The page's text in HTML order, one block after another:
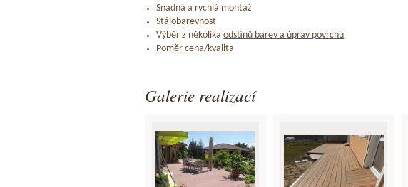
Snadná a rychlá montáž
Stálobarevnost
Výběr z několikaodstínů barev a úprav povrchu
Poměr cena/kvalita
Galerie realizací